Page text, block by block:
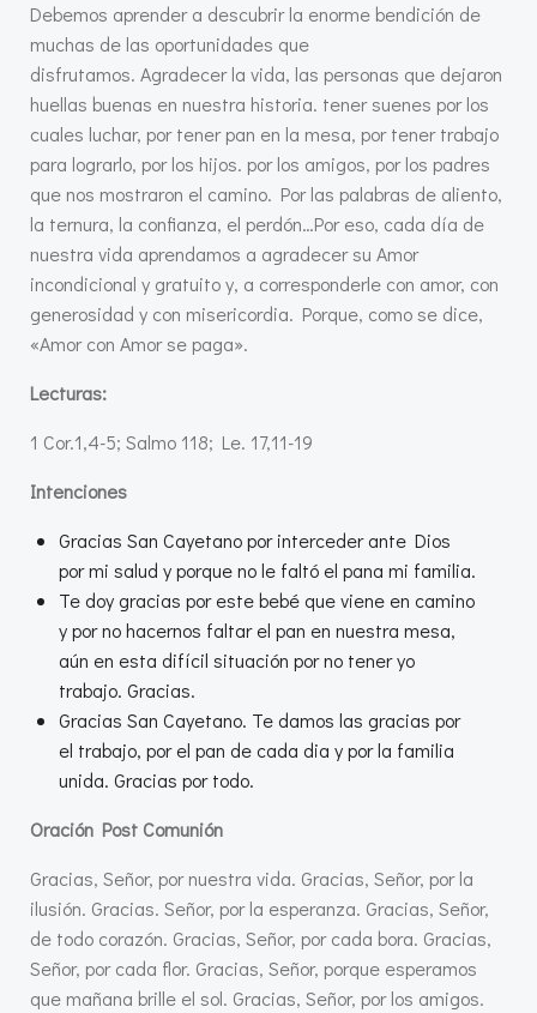
Debemos aprender a descubrir la enorme bendición de
muchas de las oportunidades que
disfrutamos. Agradecer la vida, las personas que dejaron
huellas buenas en nuestra historia. tener suenes por los
cuales luchar, por tener pan en la mesa, por tener trabajo
para lograrlo, por los hijos. por los amigos, por los padres
que nos mostraron el camino. Por las palabras de aliento,
la ternura, la confianza, el perdón…Por eso, cada día de
nuestra vida aprendamos a agradecer su Amor
incondicional y gratuito y, a corresponderle con amor, con
generosidad y con misericordia. Porque, como se dice,
«Amor con Amor se paga».
Lecturas:
1 Cor.1,4-5; Salmo 118; Le. 17,11-19
Intenciones
Gracias San Cayetano por interceder ante Dios
por mi salud y porque no le faltó el pana mi familia.
Te doy gracias por este bebé que viene en camino
y por no hacernos faltar el pan en nuestra mesa,
aún en esta difícil situación por no tener yo
trabajo. Gracias.
Gracias San Cayetano. Te damos las gracias por
el trabajo, por el pan de cada dia y por la familia
unida. Gracias por todo.
Oración Post Comunión
Gracias, Señor, por nuestra vida. Gracias, Señor, por la
ilusión. Gracias. Señor, por la esperanza. Gracias, Señor,
de todo corazón. Gracias, Señor, por cada bora. Gracias,
Señor, por cada flor. Gracias, Señor, porque esperamos
que mañana brille el sol. Gracias, Señor, por los amigos.